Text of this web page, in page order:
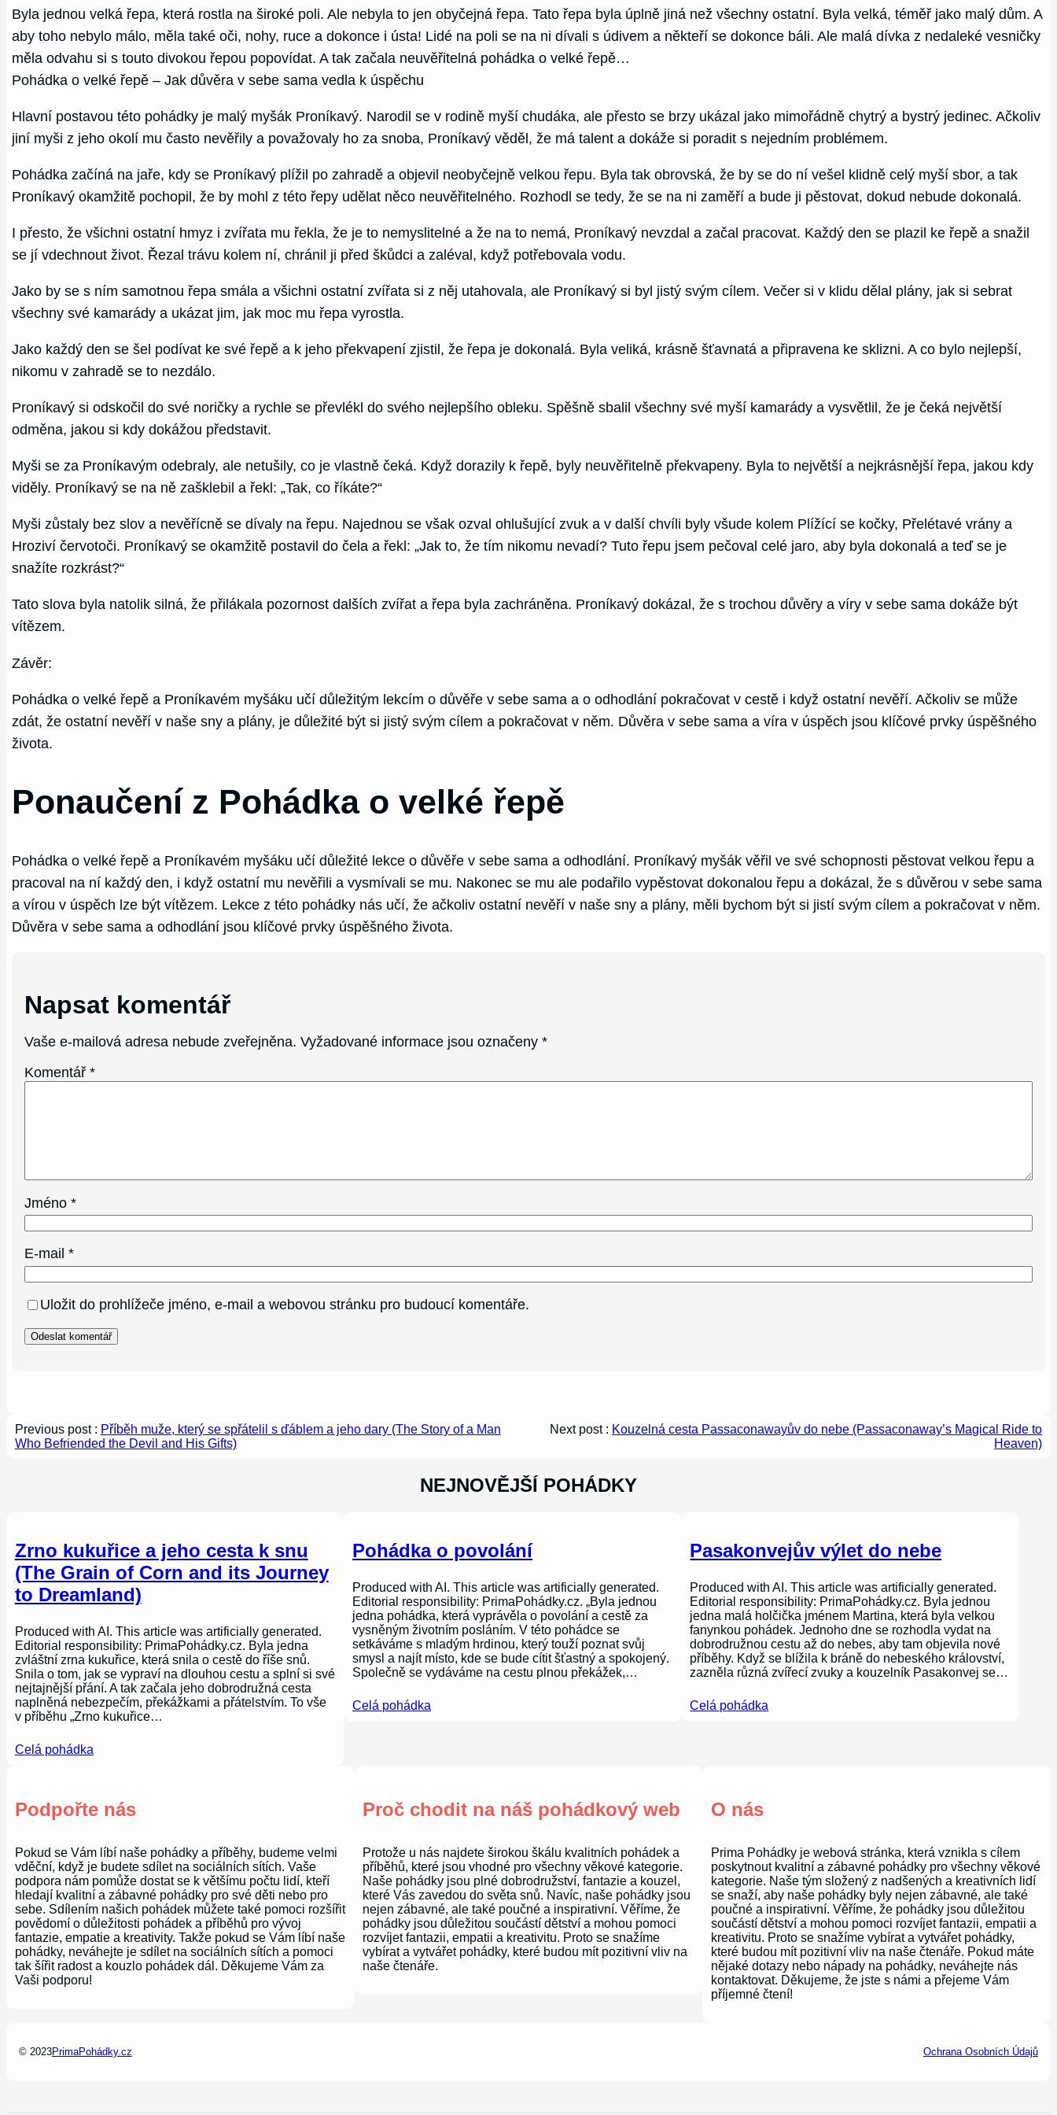
Byla jednou velká řepa, která rostla na široké poli. Ale nebyla to jen obyčejná řepa. Tato řepa byla úplně jiná než všechny ostatní. Byla velká, téměř jako malý dům. A
aby toho nebylo málo, měla také oči, nohy, ruce a dokonce i ústa! Lidé na poli se na ni dívali s údivem a někteří se dokonce báli. Ale malá dívka z nedaleké vesničky
měla odvahu si s touto divokou řepou popovídat. A tak začala neuvěřitelná pohádka o velké řepě…
Pohádka o velké řepě – Jak důvěra v sebe sama vedla k úspěchu
Hlavní postavou této pohádky je malý myšák Proníkavý. Narodil se v rodině myší chudáka, ale přesto se brzy ukázal jako mimořádně chytrý a bystrý jedinec. Ačkoliv
jiní myši z jeho okolí mu často nevěřily a považovaly ho za snoba, Proníkavý věděl, že má talent a dokáže si poradit s nejedním problémem.
Pohádka začíná na jaře, kdy se Proníkavý plížil po zahradě a objevil neobyčejně velkou řepu. Byla tak obrovská, že by se do ní vešel klidně celý myší sbor, a tak
Proníkavý okamžitě pochopil, že by mohl z této řepy udělat něco neuvěřitelného. Rozhodl se tedy, že se na ni zaměří a bude ji pěstovat, dokud nebude dokonalá.
I přesto, že všichni ostatní hmyz i zvířata mu řekla, že je to nemyslitelné a že na to nemá, Proníkavý nevzdal a začal pracovat. Každý den se plazil ke řepě a snažil
se jí vdechnout život. Řezal trávu kolem ní, chránil ji před škůdci a zaléval, když potřebovala vodu.
Jako by se s ním samotnou řepa smála a všichni ostatní zvířata si z něj utahovala, ale Proníkavý si byl jistý svým cílem. Večer si v klidu dělal plány, jak si sebrat
všechny své kamarády a ukázat jim, jak moc mu řepa vyrostla.
Jako každý den se šel podívat ke své řepě a k jeho překvapení zjistil, že řepa je dokonalá. Byla veliká, krásně šťavnatá a připravena ke sklizni. A co bylo nejlepší,
nikomu v zahradě se to nezdálo.
Proníkavý si odskočil do své noričky a rychle se převlékl do svého nejlepšího obleku. Spěšně sbalil všechny své myší kamarády a vysvětlil, že je čeká největší
odměna, jakou si kdy dokážou představit.
Myši se za Proníkavým odebraly, ale netušily, co je vlastně čeká. Když dorazily k řepě, byly neuvěřitelně překvapeny. Byla to největší a nejkrásnější řepa, jakou kdy
viděly. Proníkavý se na ně zašklebil a řekl: „Tak, co říkáte?“
Myši zůstaly bez slov a nevěřícně se dívaly na řepu. Najednou se však ozval ohlušující zvuk a v další chvíli byly všude kolem Plížící se kočky, Přelétavé vrány a
Hroziví červotoči. Proníkavý se okamžitě postavil do čela a řekl: „Jak to, že tím nikomu nevadí? Tuto řepu jsem pečoval celé jaro, aby byla dokonalá a teď se je
snažíte rozkrást?“
Tato slova byla natolik silná, že přilákala pozornost dalších zvířat a řepa byla zachráněna. Proníkavý dokázal, že s trochou důvěry a víry v sebe sama dokáže být
vítězem.
Závěr:
Pohádka o velké řepě a Proníkavém myšáku učí důležitým lekcím o důvěře v sebe sama a o odhodlání pokračovat v cestě i když ostatní nevěří. Ačkoliv se může
zdát, že ostatní nevěří v naše sny a plány, je důležité být si jistý svým cílem a pokračovat v něm. Důvěra v sebe sama a víra v úspěch jsou klíčové prvky úspěšného
života.
Ponaučení z Pohádka o velké řepě
Pohádka o velké řepě a Proníkavém myšáku učí důležité lekce o důvěře v sebe sama a odhodlání. Proníkavý myšák věřil ve své schopnosti pěstovat velkou řepu a
pracoval na ní každý den, i když ostatní mu nevěřili a vysmívali se mu. Nakonec se mu ale podařilo vypěstovat dokonalou řepu a dokázal, že s důvěrou v sebe sama
a vírou v úspěch lze být vítězem. Lekce z této pohádky nás učí, že ačkoliv ostatní nevěří v naše sny a plány, měli bychom být si jistí svým cílem a pokračovat v něm.
Důvěra v sebe sama a odhodlání jsou klíčové prvky úspěšného života.
Napsat komentář
Vaše e-mailová adresa nebude zveřejněna. Vyžadované informace jsou označeny*
Komentář*
Jméno*
E-mail*
Uložit do prohlížeče jméno, e-mail a webovou stránku pro budoucí komentáře.
Previous post : Příběh muže, který se spřátelil s ďáblem a jeho dary (The Story of a Man
Who Befriended the Devil and His Gifts)
Next post : Kouzelná cesta Passaconawayův do nebe (Passaconaway’s Magical Ride to
Heaven)
NEJNOVĚJŠÍ POHÁDKY
Zrno kukuřice a jeho cesta k snu
(The Grain of Corn and its Journey
to Dreamland)
Produced with AI. This article was artificially generated.
Editorial responsibility: PrimaPohádky.cz. Byla jedna
zvláštní zrna kukuřice, která snila o cestě do říše snů.
Snila o tom, jak se vypraví na dlouhou cestu a splní si své
nejtajnější přání. A tak začala jeho dobrodružná cesta
naplněná nebezpečím, překážkami a přátelstvím. To vše
v příběhu „Zrno kukuřice…
Celá pohádka
Pohádka o povolání
Produced with AI. This article was artificially generated.
Editorial responsibility: PrimaPohádky.cz. „Byla jednou
jedna pohádka, která vyprávěla o povolání a cestě za
vysněným životním posláním. V této pohádce se
setkáváme s mladým hrdinou, který touží poznat svůj
smysl a najít místo, kde se bude cítit šťastný a spokojený.
Společně se vydáváme na cestu plnou překážek,…
Celá pohádka
Pasakonvejův výlet do nebe
Produced with AI. This article was artificially generated.
Editorial responsibility: PrimaPohádky.cz. Byla jednou
jedna malá holčička jménem Martina, která byla velkou
fanynkou pohádek. Jednoho dne se rozhodla vydat na
dobrodružnou cestu až do nebes, aby tam objevila nové
příběhy. Když se blížila k bráně do nebeského království,
zazněla různá zvířecí zvuky a kouzelník Pasakonvej se…
Celá pohádka
Podpořte nás
Pokud se Vám líbí naše pohádky a příběhy, budeme velmi
vděční, když je budete sdílet na sociálních sítích. Vaše
podpora nám pomůže dostat se k většímu počtu lidí, kteří
hledají kvalitní a zábavné pohádky pro své děti nebo pro
sebe. Sdílením našich pohádek můžete také pomoci rozšířit
povědomí o důležitosti pohádek a příběhů pro vývoj
fantazie, empatie a kreativity. Takže pokud se Vám líbí naše
pohádky, neváhejte je sdílet na sociálních sítích a pomoci
tak šířit radost a kouzlo pohádek dál. Děkujeme Vám za
Vaši podporu!
Proč chodit na náš pohádkový web
Protože u nás najdete širokou škálu kvalitních pohádek a
příběhů, které jsou vhodné pro všechny věkové kategorie.
Naše pohádky jsou plné dobrodružství, fantazie a kouzel,
které Vás zavedou do světa snů. Navíc, naše pohádky jsou
nejen zábavné, ale také poučné a inspirativní. Věříme, že
pohádky jsou důležitou součástí dětství a mohou pomoci
rozvíjet fantazii, empatii a kreativitu. Proto se snažíme
vybírat a vytvářet pohádky, které budou mít pozitivní vliv na
naše čtenáře.
O nás
Prima Pohádky je webová stránka, která vznikla s cílem
poskytnout kvalitní a zábavné pohádky pro všechny věkové
kategorie. Naše tým složený z nadšených a kreativních lidí
se snaží, aby naše pohádky byly nejen zábavné, ale také
poučné a inspirativní. Věříme, že pohádky jsou důležitou
součástí dětství a mohou pomoci rozvíjet fantazii, empatii a
kreativitu. Proto se snažíme vybírat a vytvářet pohádky,
které budou mít pozitivní vliv na naše čtenáře. Pokud máte
nějaké dotazy nebo nápady na pohádky, neváhejte nás
kontaktovat. Děkujeme, že jste s námi a přejeme Vám
příjemné čtení!
© 2023PrimaPohádky.cz Ochrana Osobních Údajů